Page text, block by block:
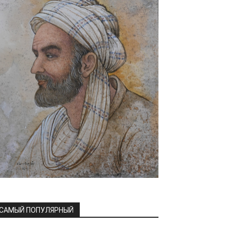
ПОПУЛЯРНЫЙ